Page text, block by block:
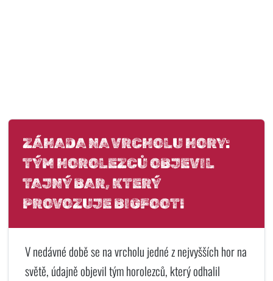
ZÁHADA NA VRCHOLU HORY:
TÝM HOROLEZCŮ OBJEVIL
TAJNÝ BAR, KTERÝ
PROVOZUJE BIGFOOT!
V nedávné době se na vrcholu jedné z nejvyšších hor na
světě, údajně objevil tým horolezců, který odhalil